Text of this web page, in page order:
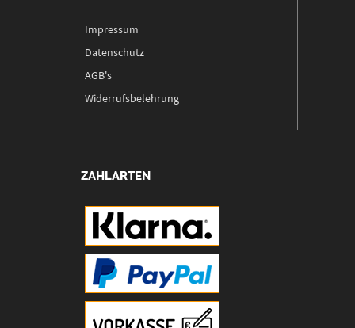
Impressum
Datenschutz
AGB's
Widerrufsbelehrung
ZAHLARTEN